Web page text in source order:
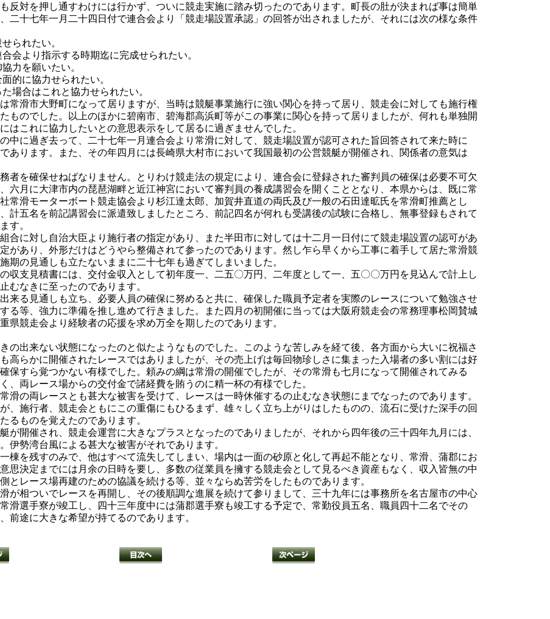
反対を押し通すわけには行かず、ついに競走実施に踏み切ったのであります。町長の肚が決まれば事は簡単
二十七年一月二十四日付で連合会より「競走場設置承認」の回答が出されましたが、それには次の様な条件
られたい。
会より指示する時期迄に完成せられたい。
力を願いたい。
的に協力せられたい。
場合はこれと協力せられたい。
滑市大野町になって居りますが、当時は競艇事業施行に強い関心を持って居り、競走会に対しても施行権
ものでした。以上のほかに碧南市、碧海郡高浜町等がこの事業に関心を持って居りましたが、何れも単独開
はこれに協力したいとの意思表示をして居るに過ぎませんでした。
に過ぎ去って、二十七年一月連合会より常滑に対して、競走場設置が認可された旨回答されて来た時に
あります。また、その年四月には長崎県大村市において我国最初の公営競艇が開催され、関係者の意気は
を確保せねばなりません。とりわけ競走法の規定により、連合会に登録された審判員の確保は必要不可欠
六月に大津市内の琵琶湖畔と近江神宮において審判員の養成講習会を開くこととなり、本県からは、既に常
常滑モーターボート競走協会より杉江達太郎、加賀井直道の両氏及び一般の石田達昿氏を常滑町推薦とし
計五名を前記講習会に派遣致しましたところ、前記四名が何れも受講後の試験に合格し、無事登録もされて
す。
に対し自治大臣より施行者の指定があり、また半田市に対しては十二月一日付にて競走場設置の認可があ
があり、外形だけはどうやら整備されて参ったのであります。然し乍ら早くから工事に着手して居た常滑競
期の見通しも立たないままに二十七年も過ぎてしまいました。
支見積書には、交付金収入として初年度一、二五〇万円、二年度として一、五〇〇万円を見込んで計上し
むなきに至ったのであります。
る見通しも立ち、必要人員の確保に努めると共に、確保した職員予定者を実際のレースについて勉強させ
る等、強力に準備を推し進めて行きました。また四月の初開催に当っては大阪府競走会の常務理事松岡賛城
県競走会より経験者の応援を求め万全を期したのであります。
出来ない状態になったのと似たようなものでした。このような苦しみを経て後、各方面から大いに祝福さ
高らかに開催されたレースではありましたが、その売上げは毎回物珍しさに集まった入場者の多い割には好
保すら覚つかない有様でした。頼みの綱は常滑の開催でしたが、その常滑も七月になって開催されてみる
、両レース場からの交付金で諸経費を賄うのに精一杯の有様でした。
の両レースとも甚大な被害を受けて、レースは一時休催するの止むなき状態にまでなったのであります。
、施行者、競走会ともにこの重傷にもひるまず、雄々しく立ち上がりはしたものの、流石に受けた深手の回
るものを覚えたのであります。
開催され、競走会運営に大きなプラスとなったのでありましたが、それから四年後の三十四年九月には、
伊勢湾台風による甚大な被害がそれであります。
を残すのみで、他はすべて流失してしまい、場内は一面の砂原と化して再起不能となり、常滑、蒲郡にお
思決定までには月余の日時を要し、多数の従業員を擁する競走会として見るべき資産もなく、収入皆無の中
とレース場再建のための協議を続ける等、並々ならぬ苦労をしたものであります。
相ついでレースを再開し、その後順調な進展を続けて参りまして、三十九年には事務所を名古屋市の中心
滑選手寮が竣工し、四十三年度中には蒲郡選手寮も竣工する予定で、常勤役員五名、職員四十二名でその
前途に大きな希望が持てるのであります。